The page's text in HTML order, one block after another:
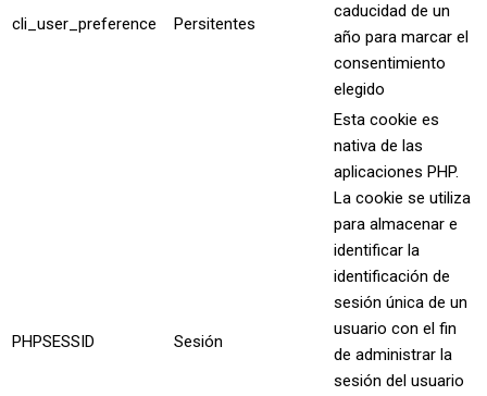
cli_user_preference Persitentes
caducidad de un
año para marcar el
consentimiento
elegido
PHPSESSID Sesión
Esta cookie es
nativa de las
aplicaciones PHP.
La cookie se utiliza
para almacenar e
identificar la
identificación de
sesión única de un
usuario con el fin
de administrar la
sesión del usuario